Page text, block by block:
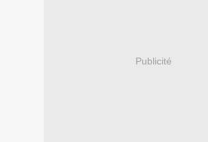
Publicité